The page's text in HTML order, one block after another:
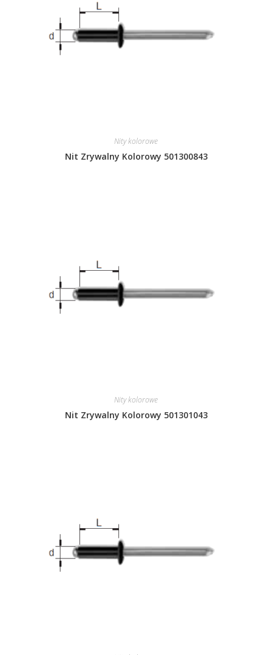
Nity kolorowe
Nit Zrywalny Kolorowy 501300843
Nity kolorowe
Nit Zrywalny Kolorowy 501301043